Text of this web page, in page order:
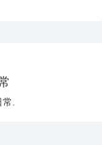
.